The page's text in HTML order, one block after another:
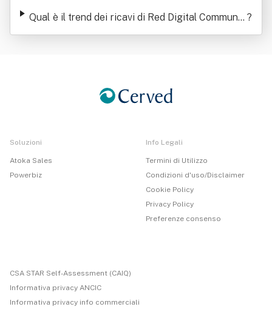
Qual è il trend dei ricavi di Red Digital Communic
ation Srl
?
Soluzioni
Atoka Sales
Powerbiz
Info Legali
Termini di Utilizzo
Condizioni d'uso/Disclaimer
Cookie Policy
Privacy Policy
Preferenze consenso
CSA STAR Self-Assessment (CAIQ)
Informativa privacy ANCIC
Informativa privacy info commerciali